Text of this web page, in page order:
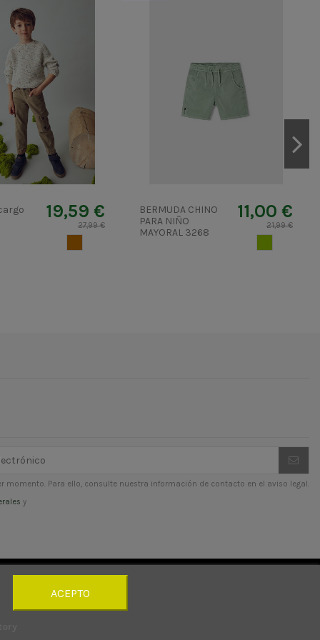
19,59 €
27,99 €
BERMUDA CHINO
PARA NIÑO
MAYORAL 3268
11,00 €
21,99 €
ACEPTO
momento. Para ello, consulte nuestra información de contacto en el aviso legal.
y